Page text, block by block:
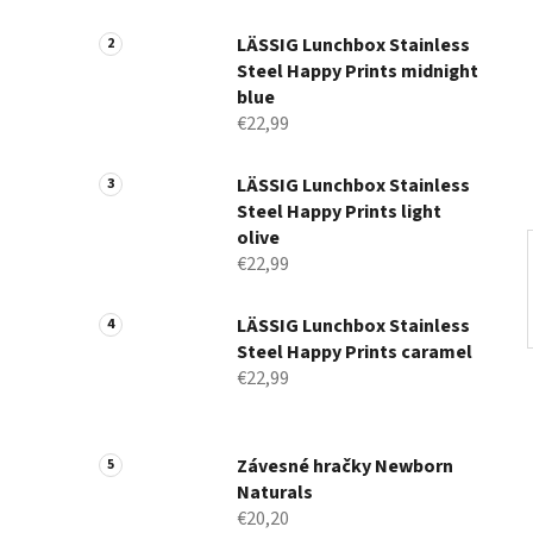
n
LÄSSIG Lunchbox Stainless
Steel Happy Prints midnight
blue
€22,99
LÄSSIG Lunchbox Stainless
Steel Happy Prints light
olive
€22,99
LÄSSIG Lunchbox Stainless
Steel Happy Prints caramel
€22,99
Závesné hračky Newborn
Naturals
€20,20